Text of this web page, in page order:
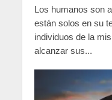
Los humanos son
están solos en su
individuos de la
alcanzar sus...